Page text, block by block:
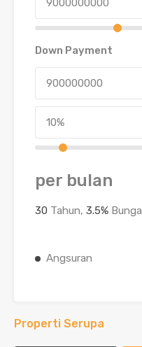
Down Payment
per bulan
30 Tahun, 3.5% Bunga
Angsuran
Properti Serupa